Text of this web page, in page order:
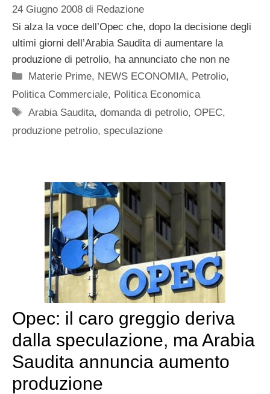
24 Giugno 2008 di Redazione
Si alza la voce dell’Opec che, dopo la decisione degli
ultimi giorni dell’Arabia Saudita di aumentare la
produzione di petrolio, ha annunciato che non ne
Categorie
Materie Prime, NEWS ECONOMIA, Petrolio,
Politica Commerciale, Politica Economica
Tag
Arabia Saudita,domanda di petrolio,OPEC,
produzione petrolio, speculazione
Opec: il caro greggio deriva
dalla speculazione, ma Arabia
Saudita annuncia aumento
produzione